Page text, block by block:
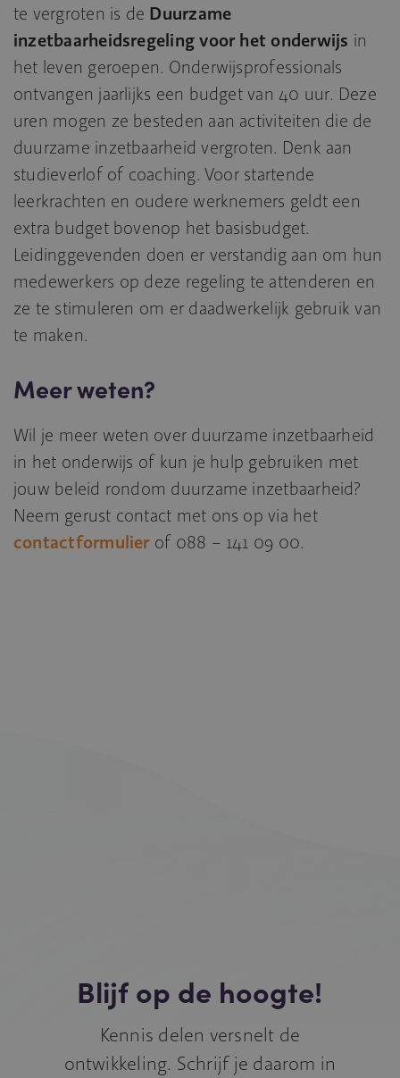
te vergroten is de Duurzame
inzetbaarheidsregeling voor het onderwijs in
het leven geroepen. Onderwijsprofessionals
ontvangen jaarlijks een budget van 40 uur. Deze
uren mogen ze besteden aan activiteiten die de
duurzame inzetbaarheid vergroten. Denk aan
studieverlof of coaching. Voor startende
leerkrachten en oudere werknemers geldt een
extra budget bovenop het basisbudget.
Leidinggevenden doen er verstandig aan om hun
medewerkers op deze regeling te attenderen en
ze te stimuleren om er daadwerkelijk gebruik van
te maken.
Meer weten?
Wil je meer weten over duurzame inzetbaarheid
in het onderwijs of kun je hulp gebruiken met
jouw beleid rondom duurzame inzetbaarheid?
Neem gerust contact met ons op via het
contactformulier of 088 – 141 09 00.
Blijf op de hoogte!
Kennis delen versnelt de
ontwikkeling. Schrijf je daarom in